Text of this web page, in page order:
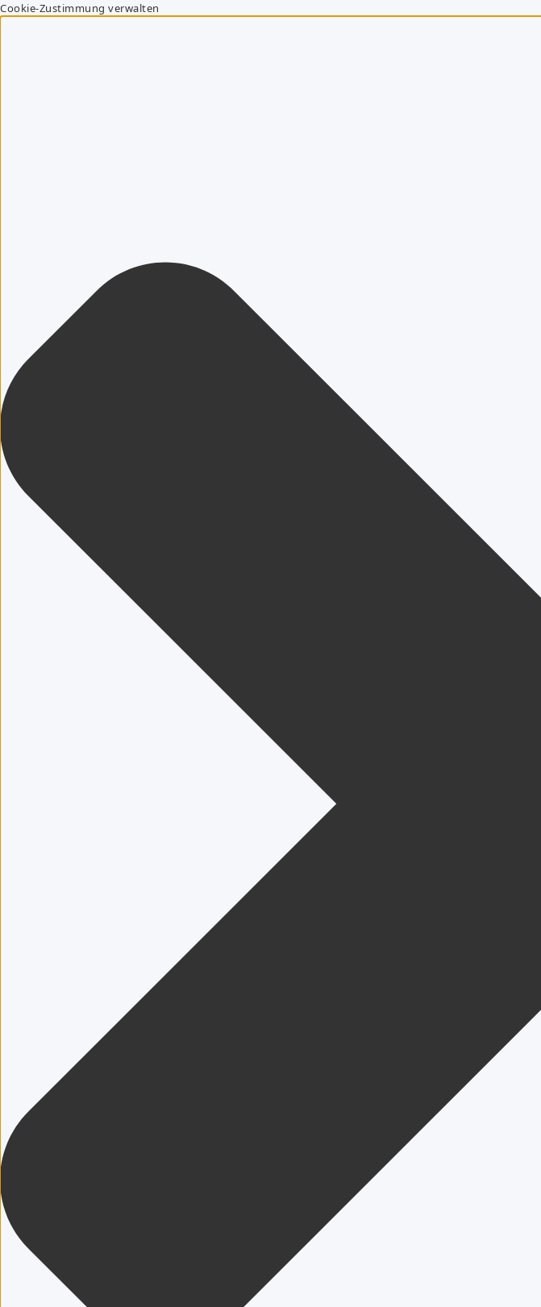
Cookie-Zustimmung verwalten